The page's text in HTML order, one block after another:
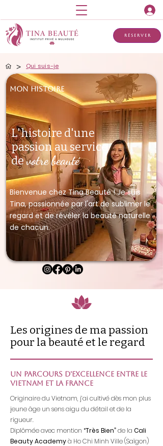
Réserver
> Qui suis-je
Mon Histoire
L'histoire d'une
passion au service
devotre beauté
Bienvenue chez Tina Beauté ! Je suis
Tina, passionnée par l'art de sublimer le
regard et de révéler la beauté naturelle
de chacun.
Les origines de ma passion
pour la beauté et le regard
Un parcours d'excellence entre le
Vietnam et la France
Originaire du Vietnam, j’ai cultivé dès mon plus
jeune âge un sens aigu du détail et de la
rigueur.
​Diplômée avec mention “Très Bien”de la Cali
Beauty Academyà Ho Chi Minh Ville (Saïgon)